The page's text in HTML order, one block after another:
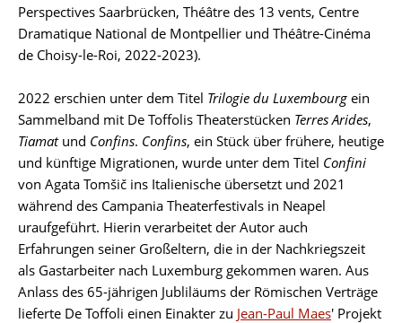
Perspectives Saarbrücken, Théâtre des 13 vents, Centre
Dramatique National de Montpellier und Théâtre-Cinéma
de Choisy-le-Roi, 2022-2023).
2022 erschien unter dem Titel Trilogie du Luxembourg ein
Sammelband mit De Toffolis Theaterstücken Terres Arides,
Tiamat und Confins. Confins, ein Stück über frühere, heutige
und künftige Migrationen, wurde unter dem Titel Confini
von Agata Tomšič ins Italienische übersetzt und 2021
während des Campania Theaterfestivals in Neapel
uraufgeführt. Hierin verarbeitet der Autor auch
Erfahrungen seiner Großeltern, die in der Nachkriegszeit
als Gastarbeiter nach Luxemburg gekommen waren. Aus
Anlass des 65-jährigen Jubliläums der Römischen Verträge
lieferte De Toffoli einen Einakter zu Jean-Paul Maes' Projekt